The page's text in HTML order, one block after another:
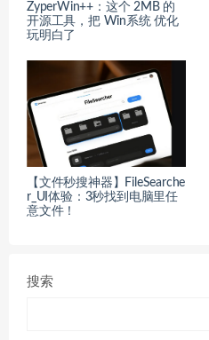
ZyperWin++：这个 2MB 的
开源工具，把 Win系统 优化
玩明白了
【文件秒搜神器】FileSearche
r_UI体验：3秒找到电脑里任
意文件！
搜索